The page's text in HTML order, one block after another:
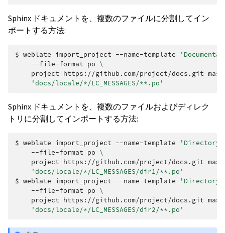
Sphinx ドキュメントを、複数のファイルに分割してイン
ポートする方法:
$ weblate import_project --name-template
--file-format po \
project https://github.com/project/docs.git
'docs/locale/*/LC_MESSAGES/**.po'
Sphinx ドキュメントを、複数のファイルおよびディレク
トリに分割してインポートする方法:
$ weblate import_project --name-template
'Directory
--file-format po \
project https://github.com/project/docs.git
'docs/locale/*/LC_MESSAGES/dir1/**.po'
$ weblate import_project --name-template
'Directory
--file-format po \
project https://github.com/project/docs.git
'docs/locale/*/LC_MESSAGES/dir2/**.po'